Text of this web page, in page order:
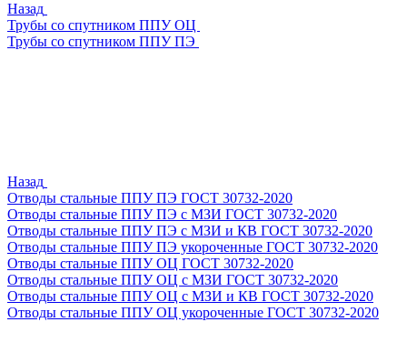
Назад
Трубы со спутником ППУ ОЦ
Трубы со спутником ППУ ПЭ
Назад
Отводы стальные ППУ ПЭ ГОСТ 30732-2020
Отводы стальные ППУ ПЭ с МЗИ ГОСТ 30732-2020
Отводы стальные ППУ ПЭ с МЗИ и КВ ГОСТ 30732-2020
Отводы стальные ППУ ПЭ укороченные ГОСТ 30732-2020
Отводы стальные ППУ ОЦ ГОСТ 30732-2020
Отводы стальные ППУ ОЦ с МЗИ ГОСТ 30732-2020
Отводы стальные ППУ ОЦ с МЗИ и КВ ГОСТ 30732-2020
Отводы стальные ППУ ОЦ укороченные ГОСТ 30732-2020